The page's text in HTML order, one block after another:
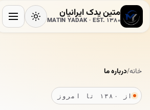
متین یدک ایرانیان
MATIN YADAK · EST. 1380
خانه/درباره ما
از ۱۳۸۰ تا امروز